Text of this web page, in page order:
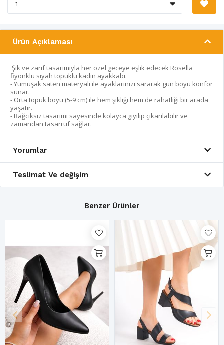
Ürün Açıklaması
Şık ve zarif tasarımıyla her özel geceye eşlik edecek Rosella
fiyonklu siyah topuklu kadın ayakkabı.
- Yumuşak saten materyali ile ayaklarınızı sararak gün boyu konfor
sunar.
- Orta topuk boyu (5-9 cm) ile hem şıklığı hem de rahatlığı bir arada
yaşatır.
- Bağcıksız tasarımı sayesinde kolayca giyilip çıkarılabilir ve
zamandan tasarruf sağlar.
Yorumlar
Teslimat Ve değişim
Benzer Ürünler